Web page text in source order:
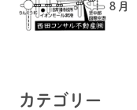
８月
カテゴリー